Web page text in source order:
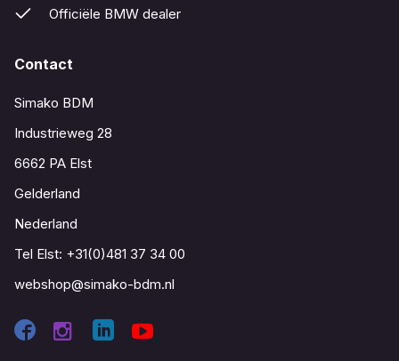
Officiële BMW dealer
Contact
Simako BDM
Industrieweg 28
6662 PA Elst
Gelderland
Nederland
Tel Elst: +31(0)481 37 34 00
webshop@simako-bdm.nl